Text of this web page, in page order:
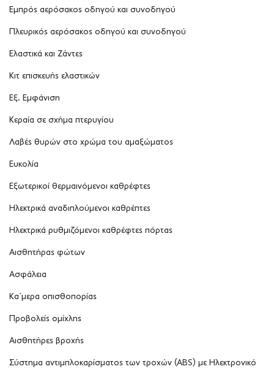
Εμπρός αερόσακος οδηγού και συνοδηγού
Πλευρικός αερόσακος οδηγού και συνοδηγού
Ελαστικά και Ζάντες
Κιτ επισκευής ελαστικών
Εξ. Εμφάνιση
Κεραία σε σχήμα πτερυγίου
Λαβές θυρών στο χρώμα του αμαξώματος
Ευκολία
Εξωτερικοί θερμαινόμενοι καθρέφτες
Ηλεκτρικά αναδιπλούμενοι καθρέπτες
Ηλεκτρικά ρυθμιζόμενοι καθρέφτες πόρτας
Αισθητήρας φώτων
Ασφάλεια
Κα΄μερα οπισθοπορίας
Προβολείς ομίχλης
Αισθητήρες βροχής
Σύστημα αντιμπλοκαρίσματος των τροχών (ABS) με Ηλεκτρονικό